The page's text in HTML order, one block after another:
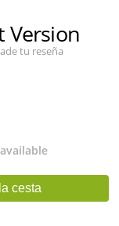
Version
tu reseña
cesta